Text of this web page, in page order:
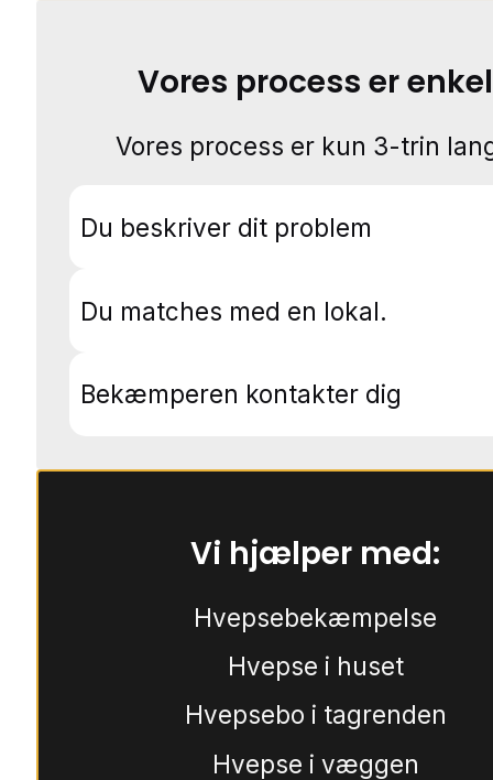
Vores process er enkel
Vores process er kun 3-trin
Du beskriver dit problem
Du matches med en lokal.
Bekæmperen kontakter dig
Vi hjælper med:
Hvepsebekæmpelse
Hvepse i huset
Hvepsebo i tagrenden
Hvepse i væggen